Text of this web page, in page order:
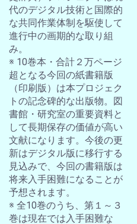
代のデジタル技術と国際的
な共同作業体制を駆使して
進行中の画期的な取り組
み。
※ 10巻本・合計２万ページ
超となる今回の紙書籍版
（印刷版）は本プロジェク
トの記念碑的な出版物。図
書館・研究室の重要資料と
して長期保存の価値が高い
文献になります。今後の更
新はデジタル版に移行する
見込みで、今回の書籍版は
将来入手困難になることが
予想されます。
※ 全10巻のうち、第１～３
巻は現在では入手困難な